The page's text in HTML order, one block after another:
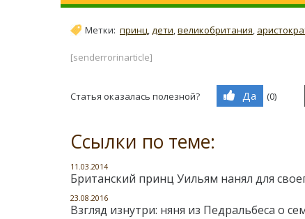
Метки: принц,дети,великобритания,
[senderrorinarticle]
Статья оказалась полезной? Да (0)
Ссылки по теме:
11.03.2014
Британский принц Уильям нанял для
23.08.2016
Взгляд изнутри: няня из Педральбеса о